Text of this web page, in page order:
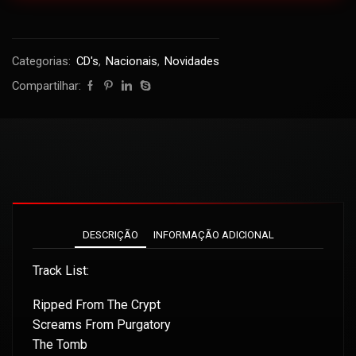
Categorias: CD's, Nacionais, Novidades
Compartilhar:
DESCRIÇÃO INFORMAÇÃO ADICIONAL
Track List:
Ripped From The Crypt
Screams From Purgatory
The Tomb